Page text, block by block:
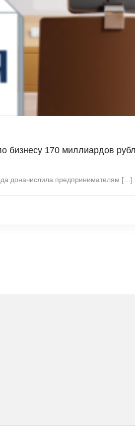
бизнесу 170 миллиардов
доначислила предпринимателям […]